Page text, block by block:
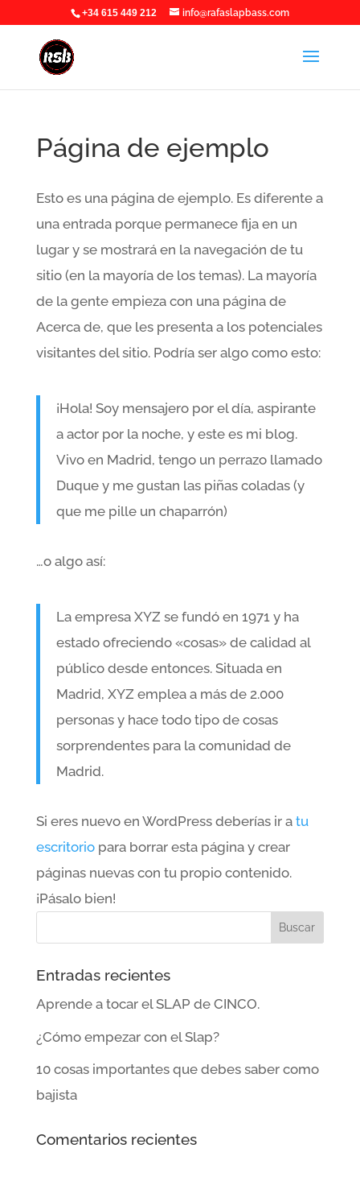
+34 615 449 212 info@rafaslapbass.com
Página de ejemplo
Esto es una página de ejemplo. Es diferente a
una entrada porque permanece fija en un
lugar y se mostrará en la navegación de tu
sitio (en la mayoría de los temas). La mayoría
de la gente empieza con una página de
Acerca de, que les presenta a los potenciales
visitantes del sitio. Podría ser algo como esto:
¡Hola! Soy mensajero por el día, aspirante
a actor por la noche, y este es mi blog.
Vivo en Madrid, tengo un perrazo llamado
Duque y me gustan las piñas coladas (y
que me pille un chaparrón)
…o algo así:
La empresa XYZ se fundó en 1971 y ha
estado ofreciendo «cosas» de calidad al
público desde entonces. Situada en
Madrid, XYZ emplea a más de 2.000
personas y hace todo tipo de cosas
sorprendentes para la comunidad de
Madrid.
Si eres nuevo en WordPress deberías ir a tu
escritoriopara borrar esta página y crear
páginas nuevas con tu propio contenido.
¡Pásalo bien!
Entradas recientes
Aprende a tocar el SLAP de CINCO.
¿Cómo empezar con el Slap?
10 cosas importantes que debes saber como
bajista
Comentarios recientes